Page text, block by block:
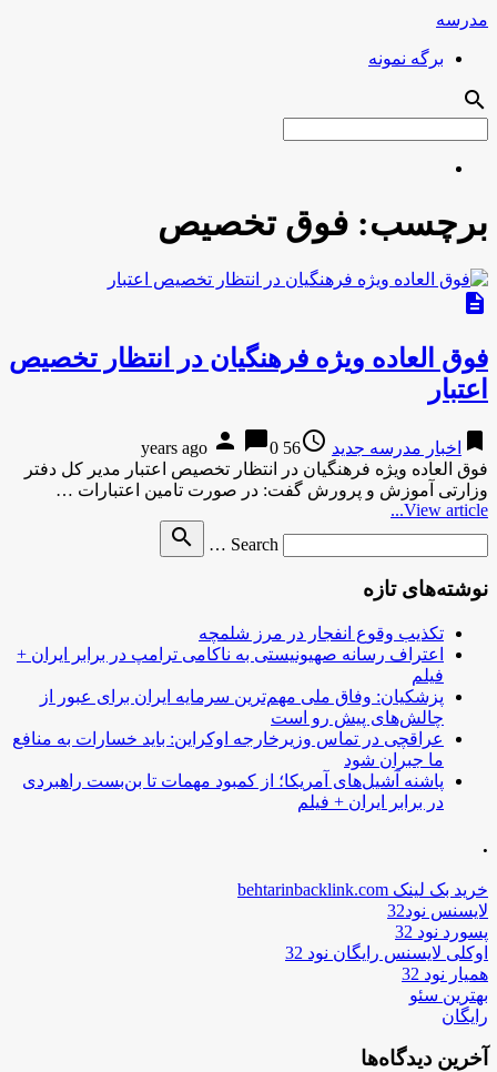
مدرسه
برگه نمونه
search
برچسب: فوق تخصیص
description
فوق العاده ویژه فرهنگیان در انتظار تخصیص
اعتبار
bookmark اخبار مدرسه جدید access_time
56 years ago
person chat_bubble0
فوق العاده ویژه فرهنگیان در انتظار تخصیص اعتبار مدیر کل دفتر
وزارتی آموزش و پرورش گفت: در صورت تامین اعتبارات …
View article...
Search …
search
نوشته‌های تازه
تکذیب وقوع انفجار در مرز شلمچه
اعتراف رسانه صهیونیستی به ناکامی ترامپ در برابر ایران +
فیلم
پزشکیان: وفاق ملی مهم‌ترین سرمایه ایران برای عبور از
چالش‌های پیش رو است
عراقچی در تماس وزیرخارجه اوکراین: باید خسارات به منافع
ما جبران شود
پاشنه آشیل‌های آمریکا؛ از کمبود مهمات تا بن‌بست راهبردی
در برابر ایران + فیلم
.
خرید بک لینک behtarinbacklink.com
لایسنس نود32
پسورد نود 32
اوکلی لایسنس رایگان نود 32
همیار نود 32
بهترین سئو
رایگان
آخرین دیدگاه‌ها